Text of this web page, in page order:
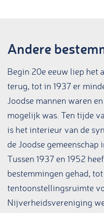
Andere
Begin 20e eeuw liep het
terug, tot in 1937 er
Joodse mannen waren
mogelijk was. Ten tijde
is het interieur van de
de Joodse gemeenschap
Tussen 1937 en 1952
bestemmingen gehad,
tentoonstellingsruimte
Nijverheidsvereniging